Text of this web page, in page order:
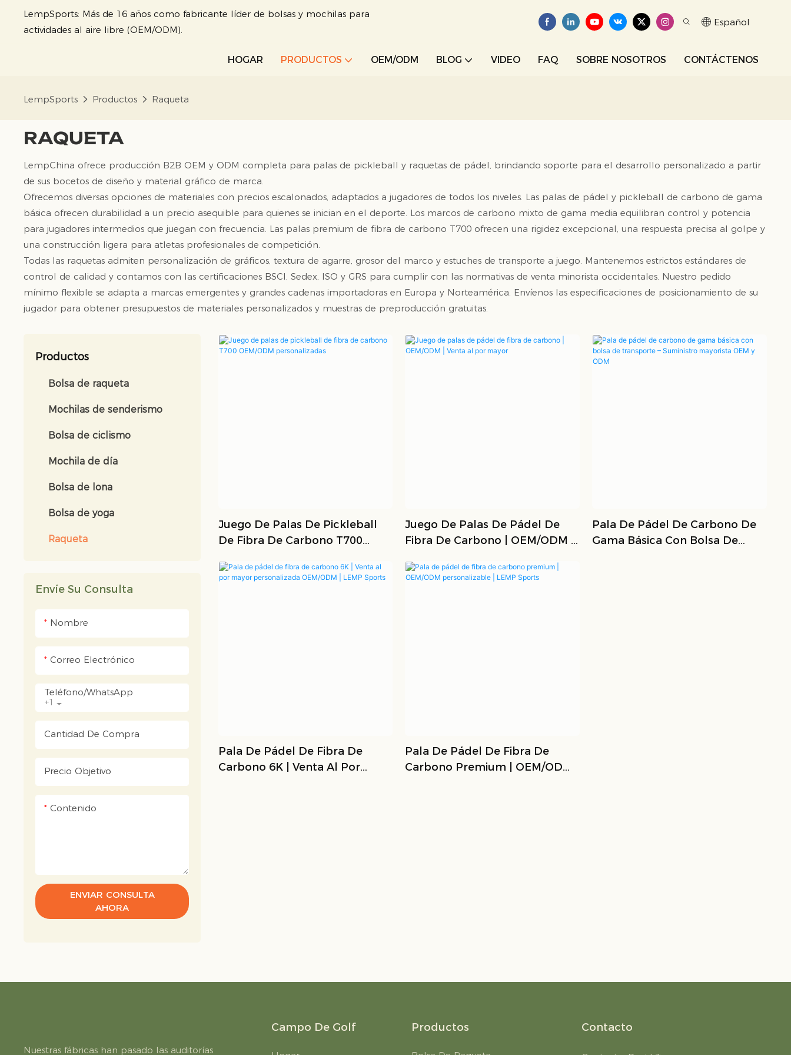
LempSports: Más de 16 años como fabricante líder de bolsas y mochilas para
actividades al aire libre (OEM/ODM).
Español
HOGAR PRODUCTOS OEM/ODM BLOG VIDEO FAQ SOBRE NOSOTROS CONTÁCTENOS
LempSports Productos Raqueta
RAQUETA
LempChina ofrece producción B2B OEM y ODM completa para palas de pickleball y raquetas de pádel, brindando soporte para el desarrollo personalizado a partir
de sus bocetos de diseño y material gráfico de marca.
Ofrecemos diversas opciones de materiales con precios escalonados, adaptados a jugadores de todos los niveles. Las palas de pádel y pickleball de carbono de gama
básica ofrecen durabilidad a un precio asequible para quienes se inician en el deporte. Los marcos de carbono mixto de gama media equilibran control y potencia
para jugadores intermedios que juegan con frecuencia. Las palas premium de fibra de carbono T700 ofrecen una rigidez excepcional, una respuesta precisa al golpe y
una construcción ligera para atletas profesionales de competición.
Todas las raquetas admiten personalización de gráficos, textura de agarre, grosor del marco y estuches de transporte a juego. Mantenemos estrictos estándares de
control de calidad y contamos con las certificaciones BSCI, Sedex, ISO y GRS para cumplir con las normativas de venta minorista occidentales. Nuestro pedido
mínimo flexible se adapta a marcas emergentes y grandes cadenas importadoras en Europa y Norteamérica. Envíenos las especificaciones de posicionamiento de su
jugador para obtener presupuestos de materiales personalizados y muestras de preproducción gratuitas.
Productos
Bolsa de raqueta
Mochilas de senderismo
Bolsa de ciclismo
Mochila de día
Bolsa de lona
Bolsa de yoga
Raqueta
Envíe Su Consulta
Nombre
Correo Electrónico
+1
Teléfono/WhatsApp
Cantidad De Compra
Precio Objetivo
Contenido
ENVIAR CONSULTA
AHORA
Juego De Palas De Pickleball
De Fibra De Carbono T700
Juego De Palas De Pádel De
Fibra De Carbono | OEM/ODM |
Pala De Pádel De Carbono De
Gama Básica Con Bolsa De
Pala De Pádel De Fibra De
Carbono 6K | Venta Al Por
Pala De Pádel De Fibra De
Carbono Premium | OEM/ODM
Nuestras fábricas han pasado las auditorías
Campo De Golf Productos Contacto